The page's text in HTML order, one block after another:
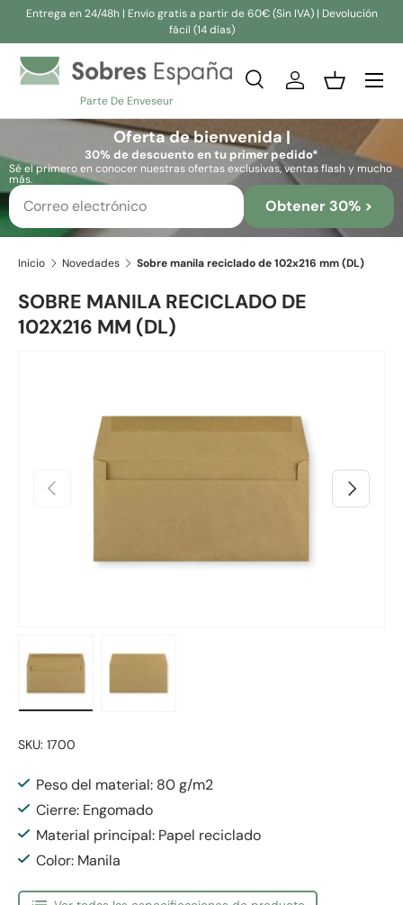
Entrega en 24/48h | Envio gratis a partir de 60€ (Sin IVA) | Devolución
fácil (14 días)
Parte De Enveseur
Buscar
Buscar
BuscarIniciar sesión
Cesta
Oferta de bienvenida |
30% de descuento en tu primer pedido*
Sé el primero en conocer nuestras ofertas exclusivas, ventas flash y mucho
más.
Obtener 30% >
Inicio Novedades Sobre manila reciclado de 102x216 mm (DL)
SOBRE MANILA RECICLADO DE
102X216 MM (DL)
Anterior Siguiente
SKU: 1700
Peso del material: 80 g/m2
Cierre: Engomado
Material principal: Papel reciclado
Color: Manila